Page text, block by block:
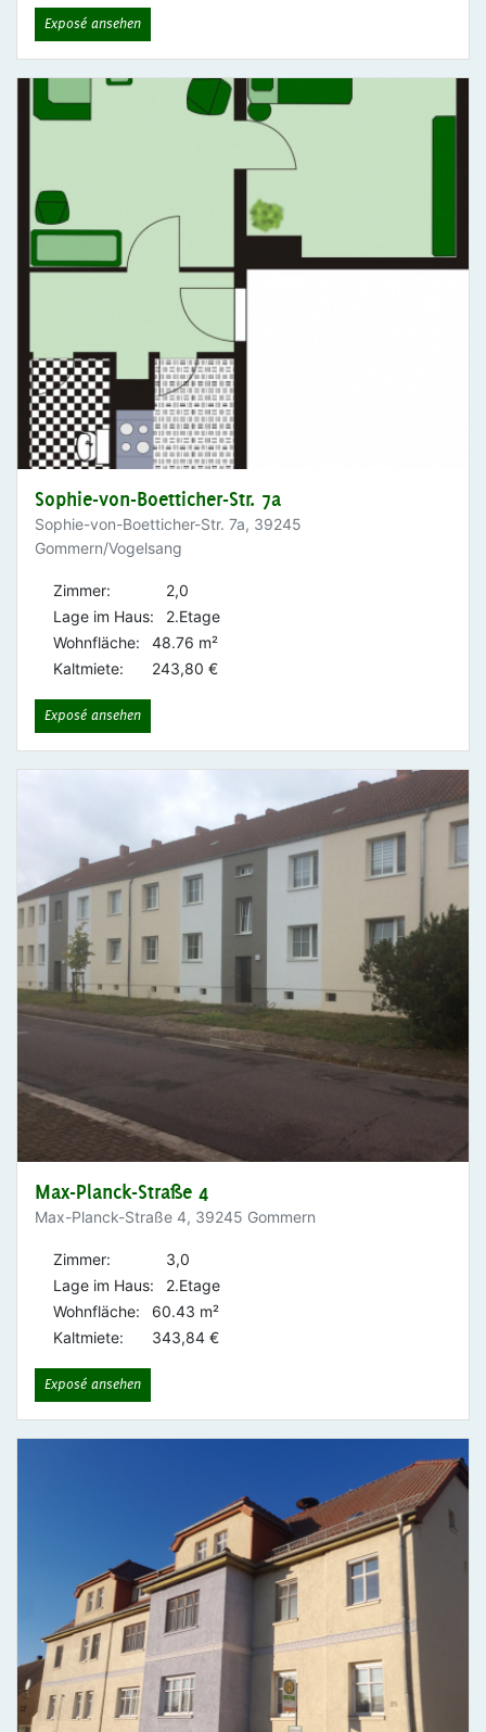
Exposé ansehen
Sophie-von-Boetticher-Str. 7a
Sophie-von-Boetticher-Str. 7a, 39245
Gommern/Vogelsang
Zimmer:
2,0
Lage im Haus:
2.Etage
Wohnfläche:
48.76 m²
Kaltmiete:
243,80 €
Exposé ansehen
Max-Planck-Straße 4
Max-Planck-Straße 4, 39245 Gommern
Zimmer:
3,0
Lage im Haus:
2.Etage
Wohnfläche:
60.43 m²
Kaltmiete:
343,84 €
Exposé ansehen